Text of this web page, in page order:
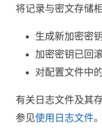
将记录与密文存储
生成新加密密钥
加密密钥已回
对配置文件中
有关日志文件及其
参见使用日志文件。